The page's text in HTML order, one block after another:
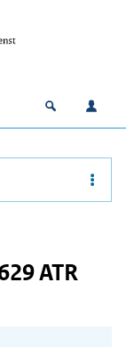
Open
ATR